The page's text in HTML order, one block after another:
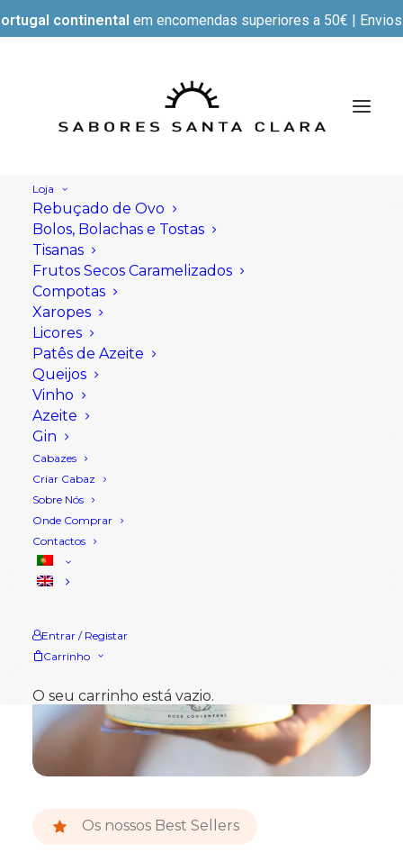
continental em encomendas superiores a 50€ |
Loja
Rebuçado de Ovo
Bolos, Bolachas e Tostas
Tisanas
Frutos Secos Caramelizados
Compotas
Xaropes
Licores
Patês de Azeite
Queijos
Vinho
Azeite
Gin
Cabazes
Criar Cabaz
Sobre Nós
Onde Comprar
Contactos
Entrar / Registar
Carrinho
O seu carrinho está vazio.
Os nossos Best Sellers